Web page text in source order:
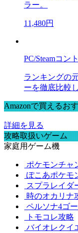
ラー。
11,480円
PC/Steamコン
ランキングの
ーを徹底比較
Amazonで買えるお
詳細を見る
攻略取扱いゲーム
家庭用ゲーム機
ポケモンチャ
ぽこあポケモ
スプラレイダ
時のオカリナ
ペルソナ4ゴ
トモコレ攻略
バイオレクイ